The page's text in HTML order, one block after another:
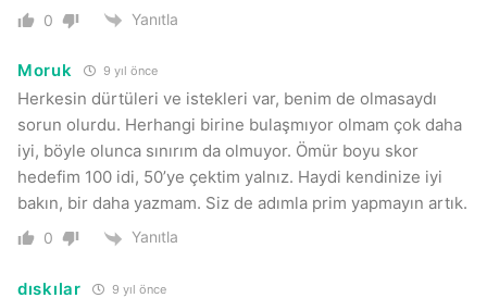
0 Yanıtla
Moruk 9 yıl önce
Herkesin dürtüleri ve istekleri var, benim de olmasaydı
sorun olurdu. Herhangi birine bulaşmıyor olmam çok daha
iyi, böyle olunca sınırım da olmuyor. Ömür boyu skor
hedefim 100 idi, 50’ye çektim yalnız. Haydi kendinize iyi
bakın, bir daha yazmam. Siz de adımla prim yapmayın artık.
0 Yanıtla
dıskılar 9 yıl önce